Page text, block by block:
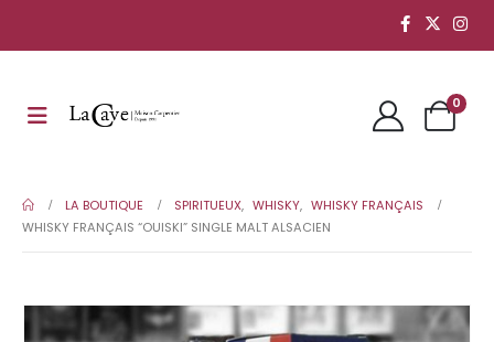
0
LA BOUTIQUE SPIRITUEUX, WHISKY, WHISKY FRANÇAIS
WHISKY FRANÇAIS “OUISKI” SINGLE MALT ALSACIEN